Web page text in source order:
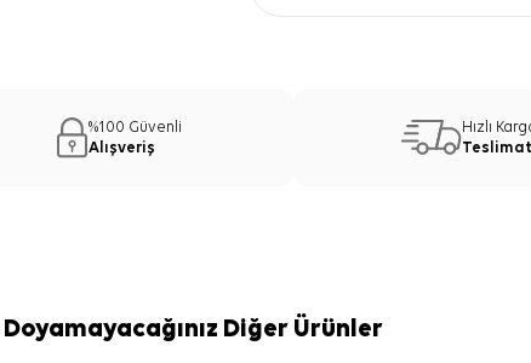
%100 Güvenli
Alışveriş
Hızlı
Teslimat
Diğer Ürünler